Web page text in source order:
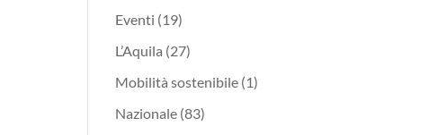
Eventi (19)
L’Aquila (27)
Mobilità sostenibile(1)
Nazionale(83)